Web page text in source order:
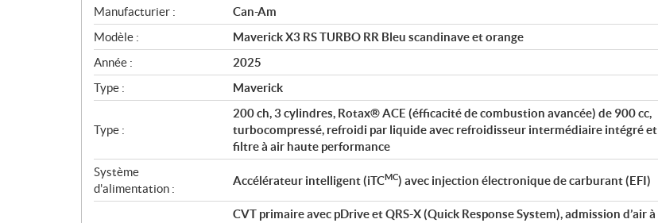
S
p
é
c
i
f
c
t
i
o
Manufacturier :
Can-Am
Modèle :
Maverick X3 RS TURBO RR Bleu scandinave et orange
Année :
2025
Type :
Maverick
Type :
200 ch, 3 cylindres, Rotax® ACE (éfficacité de combustion avancée) de 900 cc,
turbocompressé, refroidi par liquide avec refroidisseur intermédiaire intégré et
filtre à air haute performance
Système
d'alimentation :
Accélérateur intelligent (iTCMC) avec injection électronique de carburant (EFI)
CVT primaire avec pDrive et QRS-X (Quick Response System), admission d’air à